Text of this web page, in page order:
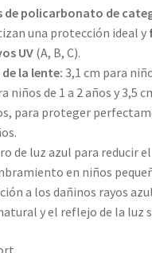
de policarbonato de
una protección ideal y
UV(A, B, C).
la lente: 3,1 cm para
niños de 1 a 2 años y 3,5
para proteger
de luz azul para reducir el
en niños
a los dañinos rayos
y el reflejo de la luz